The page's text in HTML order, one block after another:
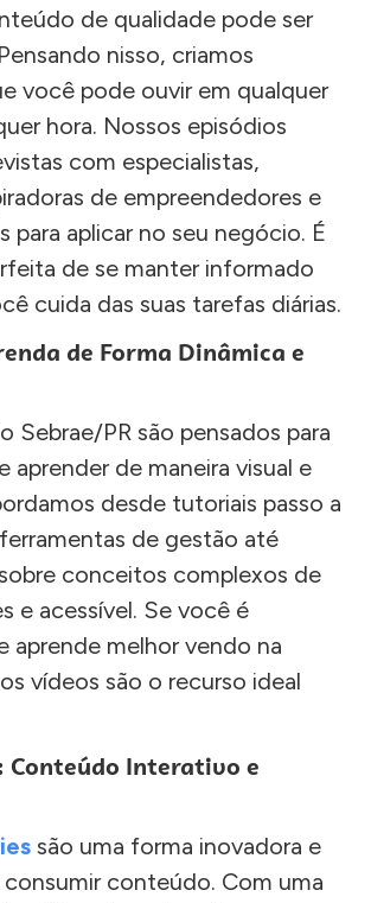
de qualidade pode ser
nisso, criamos
você pode ouvir em qualquer
hora. Nossos episódios
com especialistas,
de empreendedores e
para aplicar no seu negócio. É
de se manter informado
cuida das suas tarefas diárias.
de Forma Dinâmica e
Sebrae/PR são pensados para
aprender de maneira visual e
desde tutoriais passo a
de gestão até
conceitos complexos de
e acessível. Se você é
aprende melhor vendo na
vídeos são o recurso ideal
Conteúdo Interativo e
são uma forma inovadora e
conteúdo. Com uma